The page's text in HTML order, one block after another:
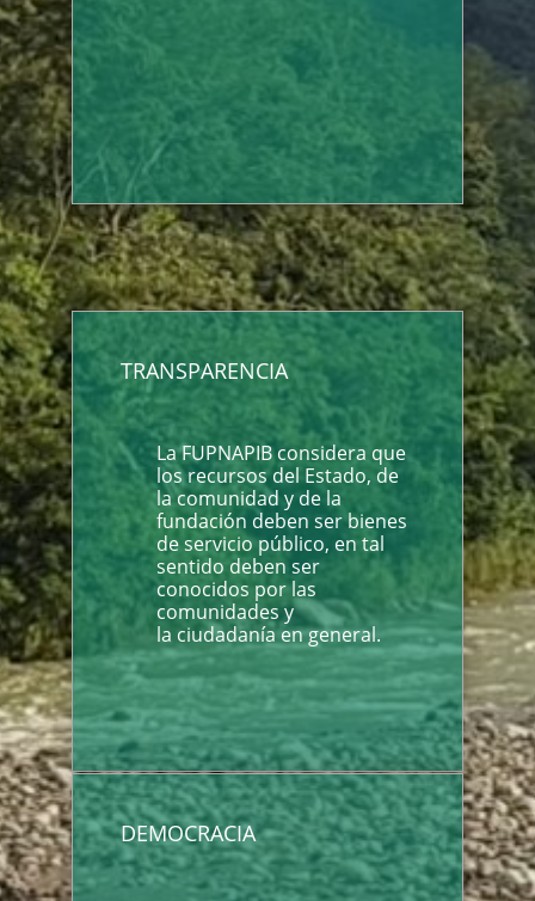
TRANSPARENCIA
La FUPNAPIB considera que
los recursos del Estado, de
la comunidad y de la
fundación deben ser bienes
de servicio público, en tal
sentido deben ser
conocidos por las
comunidades y
la ciudadanía en general.
DEMOCRACIA